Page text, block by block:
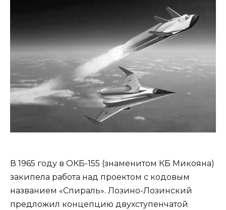
В 1965 году в ОКБ-155 (знаменитом КБ Микояна)
закипела работа над проектом с кодовым
названием «Спираль». Лозино-Лозинский
предложил концепцию двухступенчатой